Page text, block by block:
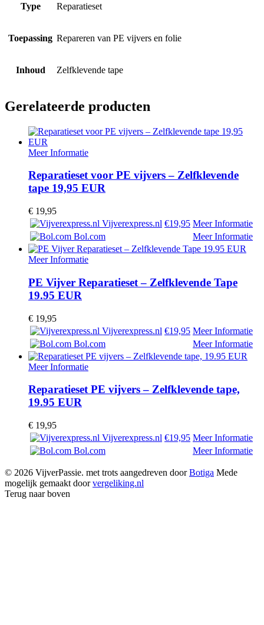
Type Reparatieset
Toepassing Repareren van PE vijvers en folie
Inhoud Zelfklevende tape
Gerelateerde producten
Meer Informatie
Reparatieset voor PE vijvers – Zelfklevende
tape 19,95 EUR
€ 19,95
Vijverexpress.nl €19,95 Meer Informatie
Bol.com
Meer Informatie
Meer Informatie
PE Vijver Reparatieset – Zelfklevende Tape
19.95 EUR
€ 19,95
Vijverexpress.nl €19,95 Meer Informatie
Bol.com
Meer Informatie
Meer Informatie
Reparatieset PE vijvers – Zelfklevende tape,
19.95 EUR
€ 19,95
Vijverexpress.nl €19,95 Meer Informatie
Bol.com
Meer Informatie
© 2026 VijverPassie. met trots aangedreven doorBotiga Mede
mogelijk gemaakt doorvergeliking.nl
Terug naar boven